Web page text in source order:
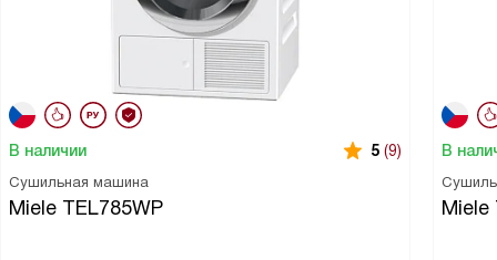
В наличии 5 (9)
Сушильная машина
Miele TEL785WP
В
Miele